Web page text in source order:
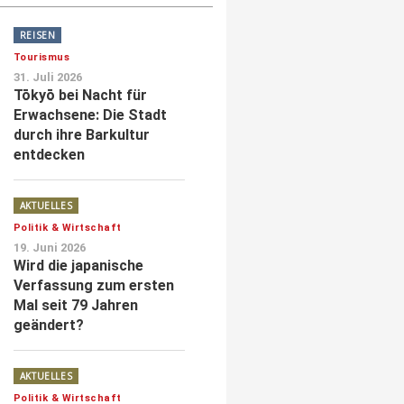
REISEN
Tourismus
31. Juli 2026
Tōkyō bei Nacht für
Erwachsene: Die Stadt
durch ihre Barkultur
entdecken
AKTUELLES
Politik & Wirtschaft
19. Juni 2026
Wird die japanische
Verfassung zum ersten
Mal seit 79 Jahren
geändert?
AKTUELLES
Politik & Wirtschaft